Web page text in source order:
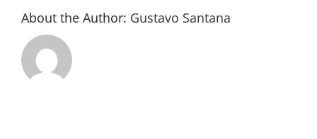
About the Author: Gustavo Santana